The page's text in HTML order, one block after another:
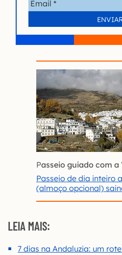
Passeio guiado com a
Passeio de dia inteiro
(almoço opcional)
LEIA MAIS:
7 dias na Andaluzia: um